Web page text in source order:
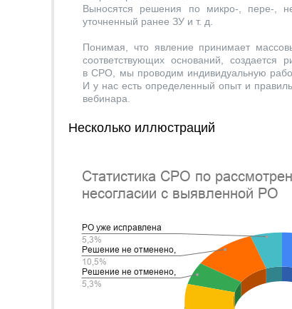
Выносятся решения по микро-, пере-,
уточненный ранее ЗУ и т. д.
Понимая, что явление принимает
соответствующих оснований, создается
в СРО, мы проводим индивидуальную
И у нас есть определенный опыт и
вебинара.
Несколько иллюстраций